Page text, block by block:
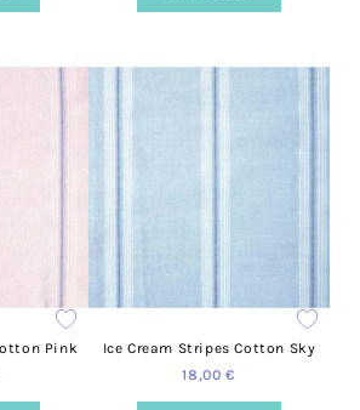
Pink
Ice Cream Stripes Cotton Sky
18,00 €